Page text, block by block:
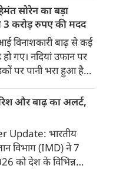
साथ संवाद की पहल पर
एंड पीस (CJP) के
संयोजक अभिजीत दीपके ने
किया है।
सोरेन का बड़ा
3 करोड़ रुपए की मदद
विनाशकारी बाढ़ से कई
हो गए। नदियां उफान पर
पर पानी भरा हुआ है।
जा चुकी है। इस बीच
हेमंत सोरेन ने
पीड़ितों की सहायता के
रुपए देने की घोषणा
और बाढ़ का अलर्ट,
Update: भारतीय
विभाग (IMD) ने 7
को देश के विभिन्न